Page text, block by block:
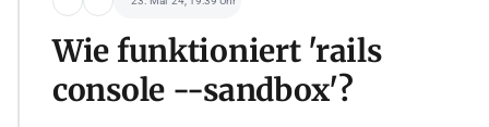
Wie funktioniert 'rails
console --sandbox'?